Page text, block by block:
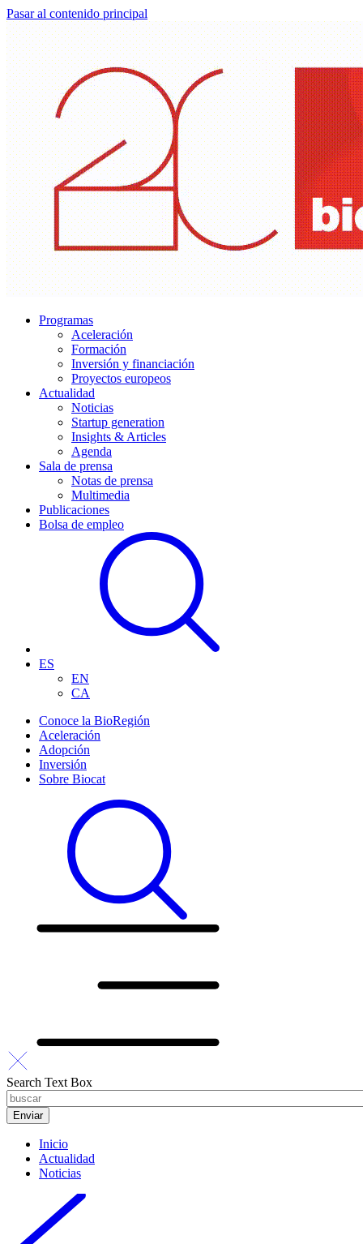
Pasar al contenido principal
Programas
Aceleración
Formación
Inversión y financiación
Proyectos europeos
Actualidad
Noticias
Startup generation
Insights & Articles
Agenda
Sala de prensa
Notas de prensa
Multimedia
Publicaciones
Bolsa de empleo
ES
EN
CA
Conoce la BioRegión
Aceleración
Adopción
Inversión
Sobre Biocat
Search Text Box
Inicio
Actualidad
Noticias